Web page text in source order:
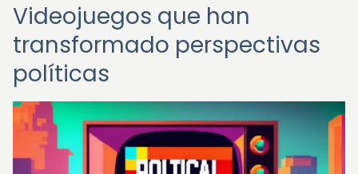
Videojuegos que han
transformado perspectivas
políticas